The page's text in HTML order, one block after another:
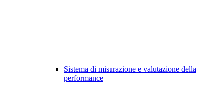
Sistema di misurazione e valutazione della
performance